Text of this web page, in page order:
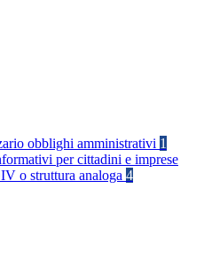
obblighi amministrativi 1
per cittadini e imprese
o struttura analoga 4